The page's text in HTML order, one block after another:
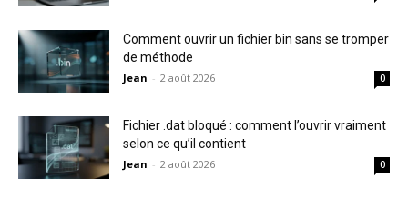
Comment ouvrir un fichier bin sans se tromper
de méthode
Jean - 2 août 2026 0
Fichier .dat bloqué : comment l’ouvrir vraiment
selon ce qu’il contient
Jean - 2 août 2026 0